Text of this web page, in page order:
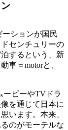
ーションが国民
センチュリーの
するという、新
車＝motorと、
ービーやTVドラ
を通じて日本に
います。本来、
のがモーテルな